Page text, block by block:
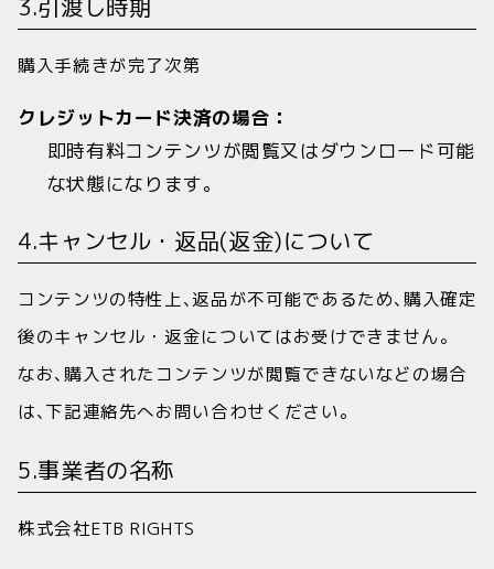
3.引渡し時期
購入手続きが完了次第
クレジットカード決済の場合：
即時有料コンテンツが閲覧又はダウンロード可能
な状態になります｡
4.キャンセル・返品(返金)について
コンテンツの特性上､返品が不可能であるため､購入確定
後のキャンセル・返金についてはお受けできません｡
なお､購入されたコンテンツが閲覧できないなどの場合
は､下記連絡先へお問い合わせください｡
5.事業者の名称
株式会社ETB RIGHTS